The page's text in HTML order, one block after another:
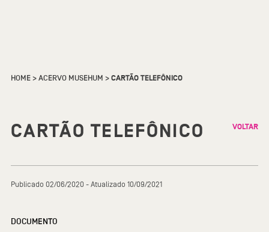
HOME>ACERVO MUSEHUM >CARTÃO TELEFÔNICO
CARTÃO TELEFÔNICO VOLTAR
Publicado 02/06/2020 - Atualizado 10/09/2021
DOCUMENTO